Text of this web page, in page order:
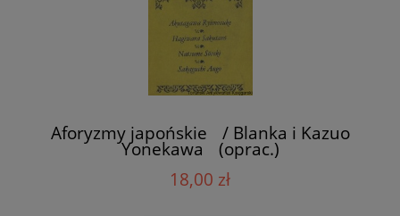
Aforyzmy japońskie / Blanka i Kazuo
Yonekawa (oprac.)
18,00 zł